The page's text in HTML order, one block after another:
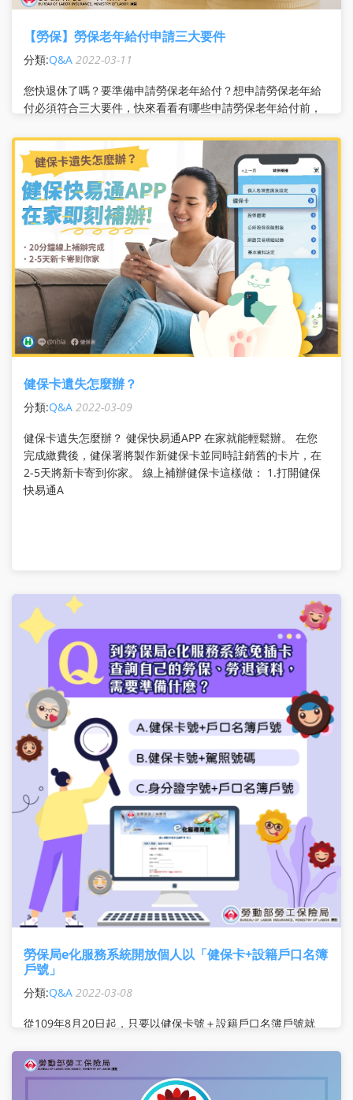
【勞保】勞保老年給付申請三大要件
分類:Q&A 2022-03-11
您快退休了嗎？要準備申請勞保老年給付？​ 想申請勞保老年給
付必須符合三大要件，快來看看有哪些​ ​ 申請勞保老年給付前，
健保卡遺失怎麼辦？
分類:Q&A 2022-03-09
健保卡遺失怎麼辦？ 健保快易通APP 在家就能輕鬆辦。 在您
完成繳費後，健保署將製作新健保卡並同時註銷舊的卡片，在
2-5天將新卡寄到你家。 線上補辦健保卡這樣做： 1.打開健保
快易通A
勞保局e化服務系統開放個人以「健保卡+設籍戶口名簿
戶號」
分類:Q&A 2022-03-08
從109年8月20日起，只要以健保卡號＋設籍戶口名簿戶號就
動服務」APP註冊帳號亦同步開放，就可以健保卡號＋設籍戶
口名簿戶號註冊帳號。